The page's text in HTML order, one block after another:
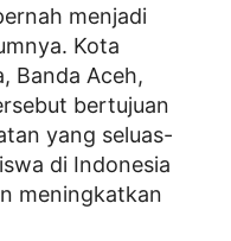
menjadi
Kota
Banda Aceh,
bertujuan
yang seluas-
di Indonesia
meningkatkan